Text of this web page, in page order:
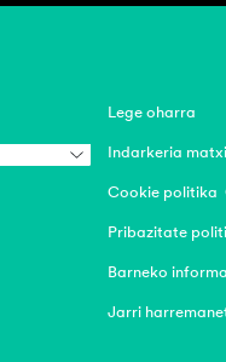
Lege oharra
Indarkeria
Cookie politika
Pribazitate
Barneko
Jarri